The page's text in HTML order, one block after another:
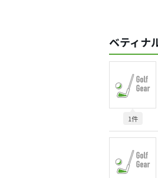
ベティナ
1件